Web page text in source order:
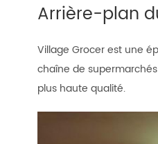
Arrière-plan
Village Grocer est une
chaîne de
plus haute qualité.